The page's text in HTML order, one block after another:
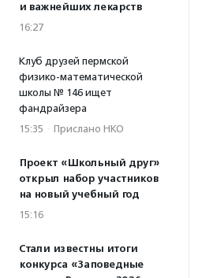
и важнейших лекарств
16:27
Клуб друзей пермской
физико-математической
школы № 146 ищет
фандрайзера
15:35 · Прислано НКО
Проект «Школьный друг»
открыл набор участников
на новый учебный год
15:16
Стали известны итоги
конкурса «Заповедные